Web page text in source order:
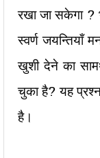
रखा जा सकेगा ?
स्वर्ण जयन्तियाँ
खुशी देने का
चुका है? यह
है।